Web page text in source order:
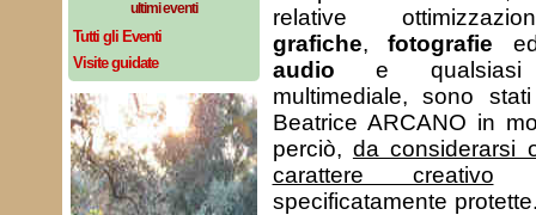
ultimi eventi
Tutti gli Eventi
Visite guidate
relative
grafiche, fotografie
audio e qualsiasi
multimediale, sono
Beatrice ARCANO in
perciò, da considerarsi
carattere creativo
specificatamente